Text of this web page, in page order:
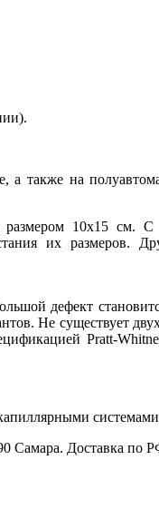
также на
10х15 см.
их размеров.
дефект
Не существует
Pratt-
Самара. Доставка